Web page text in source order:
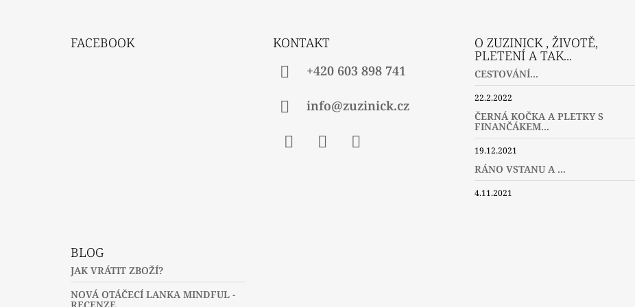
FACEBOOK
KONTAKT
+420 603 898 741
info@zuzinick.cz
O ZUZINICK , ŽIVOTĚ,
PLETENÍ A TAK...
CESTOVÁNÍ...
22.2.2022
ČERNÁ KOČKA A PLETKY S
FINANČÁKEM...
19.12.2021
RÁNO VSTANU A ...
4.11.2021
BLOG
JAK VRÁTIT ZBOŽÍ?
NOVÁ OTÁČECÍ LANKA MINDFUL -
RECENZE